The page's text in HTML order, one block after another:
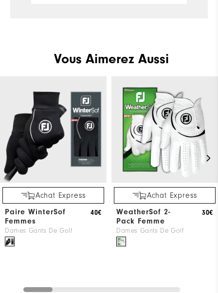
Vous Aimerez Aussi
Achat Express
Paire WinterSof
Femmes
Dames Gants De Golf
40€
Achat Express
WeatherSof 2-
Pack Femme
Dames Gants De Golf
30€